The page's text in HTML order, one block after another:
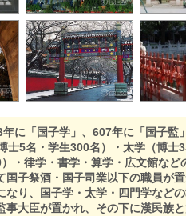
に「国子学」、607年に「国子監
士5名・学生300名）・太学（博士
・律学・書学・算学・広文館な
子祭酒・国子司業以下の職員が
り、国子学・太学・四門学など
大臣が置かれ、その下に漢民族